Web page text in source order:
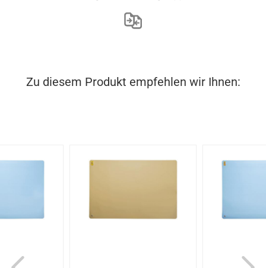
Zu diesem Produkt empfehlen wir Ihnen: